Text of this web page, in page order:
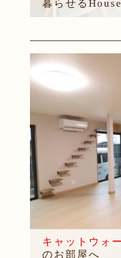
暮らせるHouse
キャットウォ
のお部屋へ